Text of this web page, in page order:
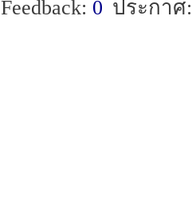
Feedback: 0 ประกาศ